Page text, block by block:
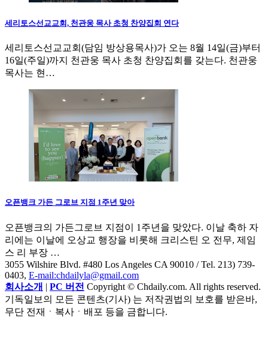
세리토스선교교회, 천관웅 목사 초청 찬양집회 연다
세리토스선교교회(담임 방상용목사)가 오는 8월 14일(금)부터
16일(주일)까지 천관웅 목사 초청 찬양집회를 갖는다. 천관웅
목사는 현…
오픈뱅크 가든 그로브 지점 1주년 맞아
오픈뱅크의 가든그로브 지점이 1주년을 맞았다. 이날 축하 자
리에는 이날에 오상교 행장을 비롯해 크리스틴 오 전무, 제임
스 리 부장 …
3055 Wilshire Blvd. #480 Los Angeles CA 90010 / Tel. 213) 739-
0403, E-mail:chdailyla@gmail.com
회사소개 | PC 버전 Copyright © Chdaily.com. All rights reserved.
기독일보의 모든 콘텐츠(기사) 는 저작권법의 보호를 받은바,
무단 전재ㆍ복사ㆍ배포 등을 금합니다.